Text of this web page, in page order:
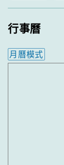
行事曆
月曆模式